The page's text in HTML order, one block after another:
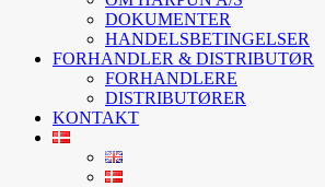
DOKUMENTER
HANDELSBETINGELSER
FORHANDLER & DISTRIBUTØR
FORHANDLERE
DISTRIBUTØRER
KONTAKT